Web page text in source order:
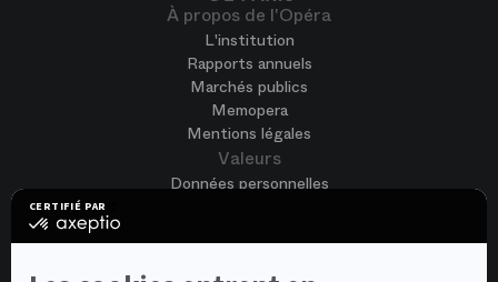
CERTIFIÉ PAR
certifié
À propos de l'Opéra
L'institution
Rapports annuels
Marchés publics
Memopera
Mentions légales
Valeurs
Données personnelles